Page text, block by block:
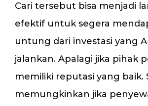
Cari tersebut bisa menjadi
efektif untuk segera
untung dari investasi yang
jalankan. Apalagi jika pihak
memiliki reputasi yang baik.
memungkinkan jika